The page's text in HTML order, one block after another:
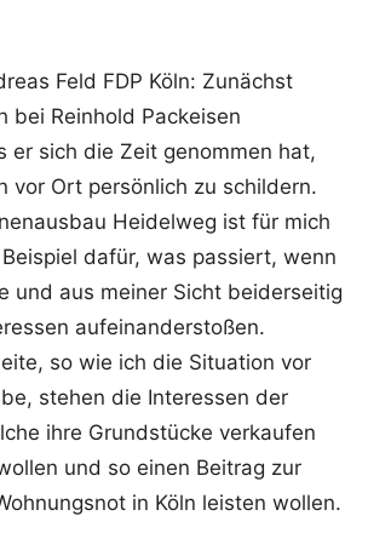
Feld FDP Köln: Zunächst
bei Reinhold Packeisen
er sich die Zeit genommen hat,
vor Ort persönlich zu schildern.
Heidelweg ist für mich
dafür, was passiert, wenn
und aus meiner Sicht beiderseitig
aufeinanderstoßen.
so wie ich die Situation vor
stehen die Interessen der
ihre Grundstücke verkaufen
und so einen Beitrag zur
in Köln leisten wollen.